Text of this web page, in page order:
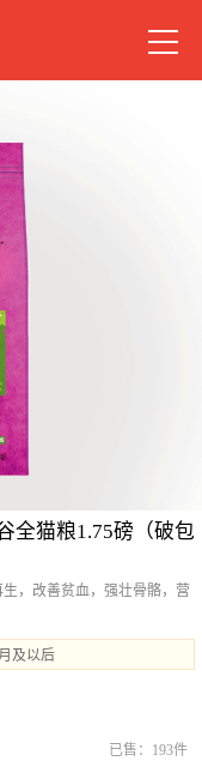
全猫粮1.75磅（破包
，改善贫血，强壮骨骼，营
及以后
已售：193件